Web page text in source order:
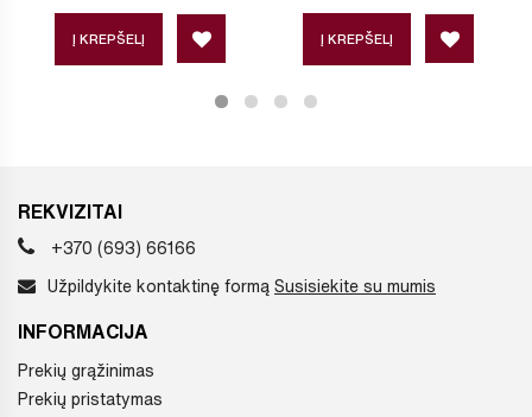
Į KREPŠELĮ Į KREPŠELĮ
REKVIZITAI
+370 (693) 66166
Užpildykite kontaktinę formą Susisiekite su mumis
INFORMACIJA
Prekių grąžinimas
Prekių pristatymas